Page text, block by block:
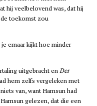
hij veelbelovend was, dat hij
de toekomst zou
ernaar kijkt hoe minder
uitgebracht enDer
hem zelfs vergeleken met
van, want Hamsun had
gelezen, dat die een